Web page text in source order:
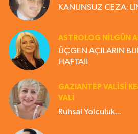
KANUNSUZ CEZA:
ASTROLOG NILGÜN
ÜÇGEN AÇILARIN
HAFTA!!
GAZIANTEP VALISI
VALİ
Ruhsal Yolculuk...